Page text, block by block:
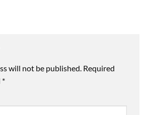
will not be published. Required
*